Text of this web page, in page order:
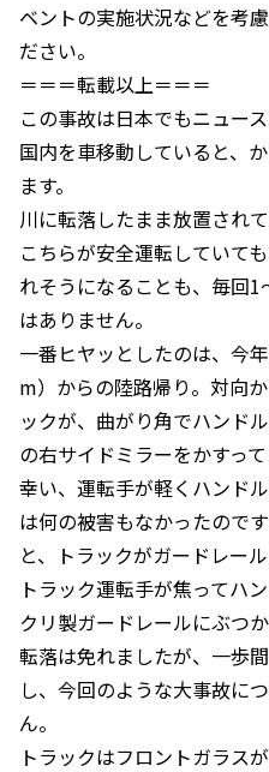
ベントの実施状況などを考
ださい。
＝＝＝転載以上＝＝＝
この事故は日本でもニュー
国内を車移動していると、
ます。
川に転落したまま放置され
こちらが安全運転していて
れそうになることも、毎回
はありません。
一番ヒヤッとしたのは、今
m）からの陸路帰り。対向
ックが、曲がり角でハンド
の右サイドミラーをかすっ
幸い、運転手が軽くハンド
は何の被害もなかったので
と、トラックがガードレー
トラック運転手が焦ってハ
クリ製ガードレールにぶつ
転落は免れましたが、一歩
し、今回のような大事故に
ん。
トラックはフロントガラス